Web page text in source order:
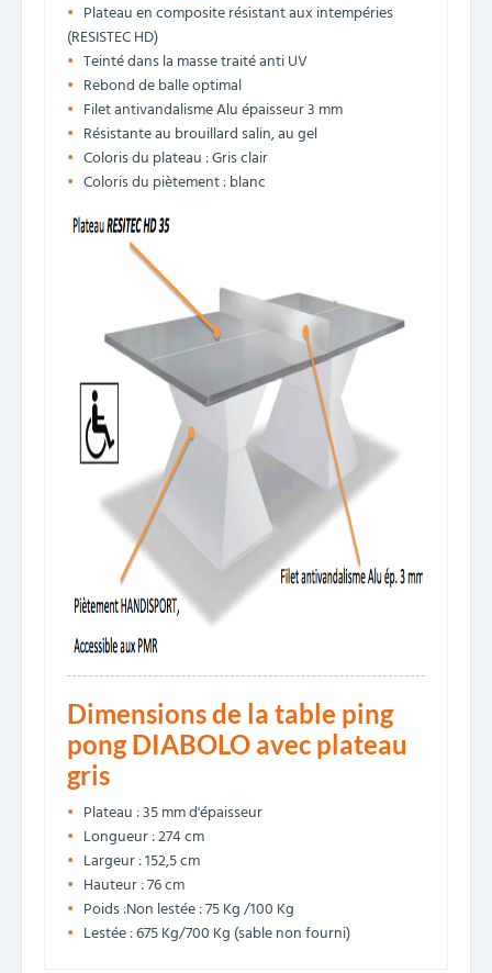
Plateau en composite résistant aux intempéries
(RESISTEC HD)
Teinté dans la masse traité anti UV
Rebond de balle optimal
Filet antivandalisme Alu épaisseur 3 mm
Résistante au brouillard salin, au gel
Coloris du plateau : Gris clair
Coloris du piètement : blanc
Dimensions de la table ping
pong DIABOLO avec plateau
gris
Plateau : 35 mm d'épaisseur
Longueur : 274 cm
Largeur : 152,5 cm
Hauteur : 76 cm
Poids :Non lestée : 75 Kg /100 Kg
Lestée : 675 Kg/700 Kg (sable non fourni)